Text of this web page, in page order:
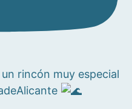
un rincón muy especial